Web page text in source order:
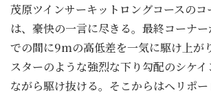
茂原ツインサーキットロングコースのコ
は、豪快の一言に尽きる。最終コーナ
での間に9mの高低差を一気に駆け上が
スターのような強烈な下り勾配のシケ
ながら駆け抜ける。そこからはヘリポ